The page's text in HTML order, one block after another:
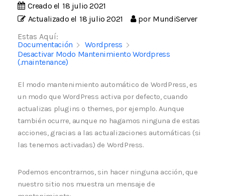
Creado el 18 julio 2021
Actualizado el 18 julio 2021 por MundiServer
Estas Aquí:
Documentación
Wordpress
Desactivar Modo Mantenimiento Wordpress
(.maintenance)
El modo mantenimiento automático de WordPress, es
un modo que WordPress activa por defecto, cuando
actualizas plugins o themes, por ejemplo. Aunque
también ocurre, aunque no hagamos ninguna de estas
acciones, gracias a las actualizaciones automáticas (si
las tenemos activadas) de WordPress.
Podemos encontrarnos, sin hacer ninguna acción, que
nuestro sitio nos muestra un mensaje de